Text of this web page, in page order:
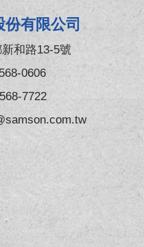
有限公司
和路13-5號
0606
7722